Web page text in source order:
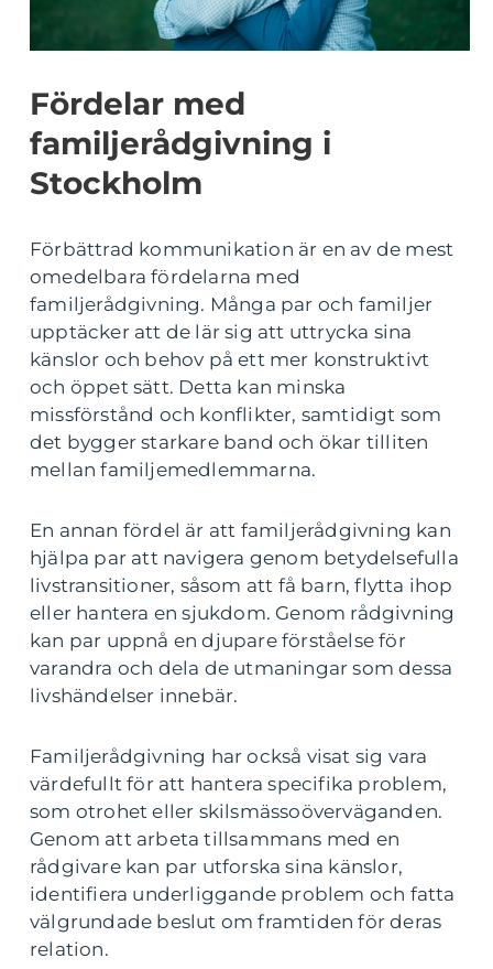
Fördelar med
familjerådgivning i
Stockholm
Förbättrad kommunikation är en av de mest
omedelbara fördelarna med
familjerådgivning. Många par och familjer
upptäcker att de lär sig att uttrycka sina
känslor och behov på ett mer konstruktivt
och öppet sätt. Detta kan minska
missförstånd och konflikter, samtidigt som
det bygger starkare band och ökar tilliten
mellan familjemedlemmarna.
En annan fördel är att familjerådgivning kan
hjälpa par att navigera genom betydelsefulla
livstransitioner, såsom att få barn, flytta ihop
eller hantera en sjukdom. Genom rådgivning
kan par uppnå en djupare förståelse för
varandra och dela de utmaningar som dessa
livshändelser innebär.
Familjerådgivning har också visat sig vara
värdefullt för att hantera specifika problem,
som otrohet eller skilsmässoöverväganden.
Genom att arbeta tillsammans med en
rådgivare kan par utforska sina känslor,
identifiera underliggande problem och fatta
välgrundade beslut om framtiden för deras
relation.